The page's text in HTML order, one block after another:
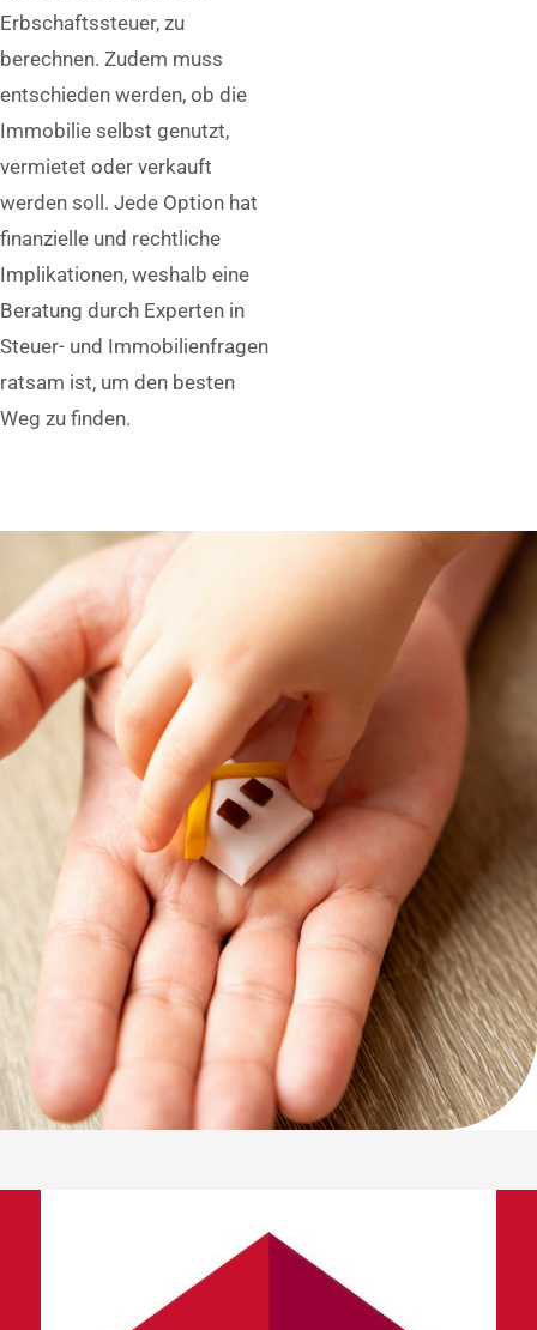
Erbschaftssteuer, zu
berechnen. Zudem muss
entschieden werden, ob die
Immobilie selbst genutzt,
vermietet oder verkauft
werden soll. Jede Option hat
finanzielle und rechtliche
Implikationen, weshalb eine
Beratung durch Experten in
Steuer- und Immobilienfragen
ratsam ist, um den besten
Weg zu finden.